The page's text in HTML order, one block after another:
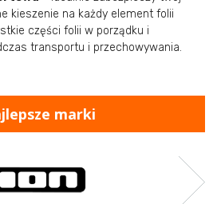
kieszenie na każdy element folii
części folii w porządku i
transportu i przechowywania.
marki